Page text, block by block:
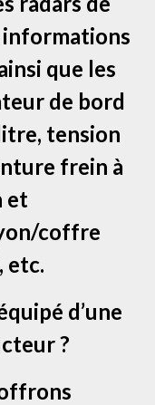
informations
que les
de bord
tension
frein à
et
coffre
etc.
d’une
?